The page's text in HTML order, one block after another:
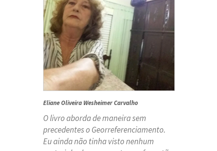
Eliane Oliveira Wesheimer Carvalho
O livro aborda de maneira sem
precedentes o Georreferenciamento.
Eu ainda não tinha visto nenhum